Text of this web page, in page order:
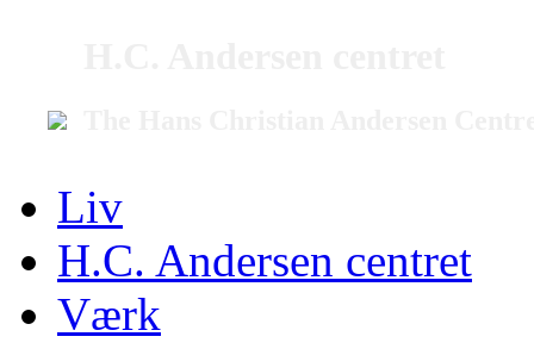
Liv
H.C. Andersen centret
Værk